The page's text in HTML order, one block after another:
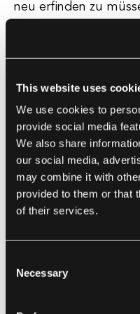
This website uses
We use cookies to
provide social media
We also share
our social media,
may combine it with
provided to them or that
of their services.
Selection
Necessary
neu erfinden zu
für
möchten.
4. Terraform
Plugins, die es
verschiedenen
APIs zu interagieren.
können Entwickler
einfach bereitstellen.
für
mehreren Cloud-